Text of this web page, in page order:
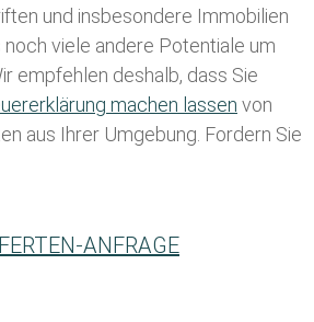
und insbesondere Immobilien
noch viele andere Potentiale um
empfehlen deshalb, dass Sie
machen lassen von
aus Ihrer Umgebung. Fordern Sie
ANFRAGE